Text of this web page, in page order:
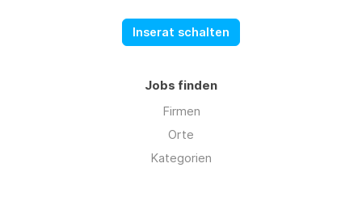
Inserat schalten
Jobs finden
Firmen
Orte
Kategorien